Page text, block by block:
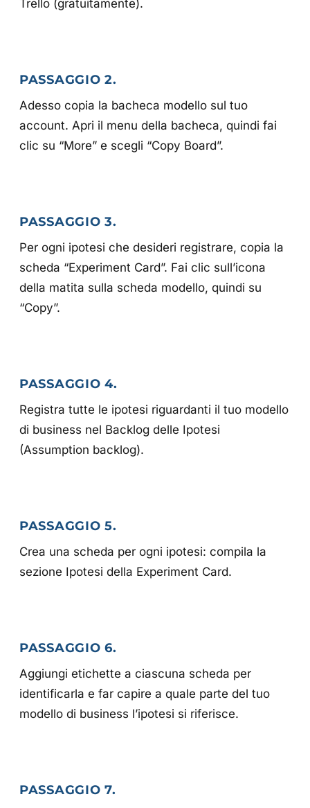
Trello (gratuitamente).
PASSAGGIO 2.
Adesso copia la bacheca modello sul tuo
account. Apri il menu della bacheca, quindi fai
clic su “More” e scegli “Copy Board”.
PASSAGGIO 3.
Per ogni ipotesi che desideri registrare, copia la
scheda “Experiment Card”. Fai clic sull’icona
della matita sulla scheda modello, quindi su
“Copy”.
PASSAGGIO 4.
Registra tutte le ipotesi riguardanti il tuo modello
di business nel Backlog delle Ipotesi
(Assumption backlog).
PASSAGGIO 5.
Crea una scheda per ogni ipotesi: compila la
sezione Ipotesi della Experiment Card.
PASSAGGIO 6.
Aggiungi etichette a ciascuna scheda per
identificarla e far capire a quale parte del tuo
modello di business l’ipotesi si riferisce.
PASSAGGIO 7.